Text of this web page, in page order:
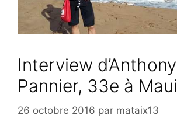
Interview d’Anthony
Pannier, 33e à Maui
26 octobre 2016 par mataix13